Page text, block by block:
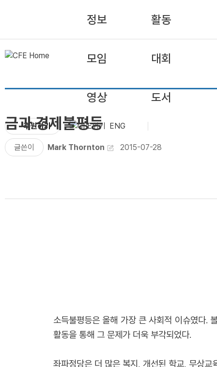
정보 활동
모임 대회
영상 도서
후원하기 ENG
금과 경제불평등
글쓴이 Mark Thornton 2015-07-28
소득불평등은 올해 가장 큰 사회적 이슈였다
활동을 통해 그 문제가 더욱 부각되었다.
좌파정당은 더 많은 복지, 개선된 학교, 무상